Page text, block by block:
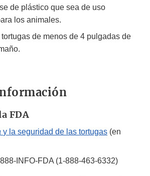
de plástico que sea de uso
los animales.
tortugas de menos de 4 pulgadas de
FDA
y la seguridad de las tortugas (en
INFO-FDA (1-888-463-6332)